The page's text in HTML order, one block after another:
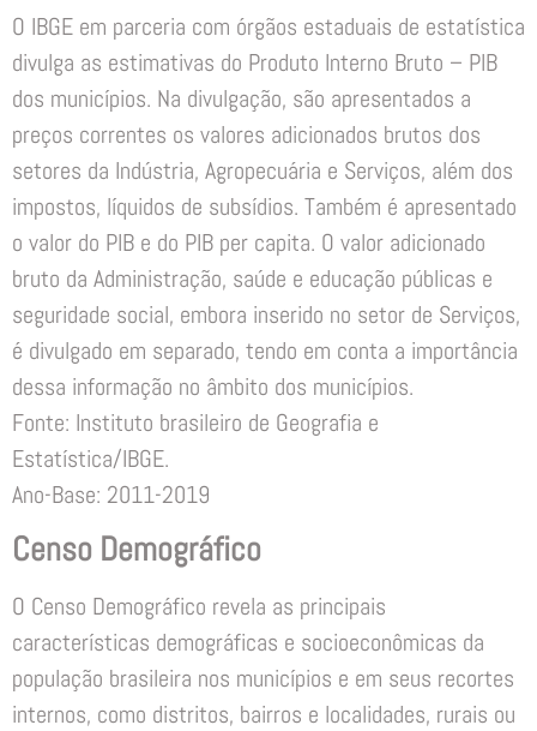
O IBGE em parceria com órgãos estaduais de estatística
divulga as estimativas do Produto Interno Bruto – PIB
dos municípios. Na divulgação, são apresentados a
preços correntes os valores adicionados brutos dos
setores da Indústria, Agropecuária e Serviços, além dos
impostos, líquidos de subsídios. Também é apresentado
o valor do PIB e do PIB per capita. O valor adicionado
bruto da Administração, saúde e educação públicas e
seguridade social, embora inserido no setor de Serviços,
é divulgado em separado, tendo em conta a importância
dessa informação no âmbito dos municípios.
Fonte: Instituto brasileiro de Geografia e
Estatística/IBGE.
Ano-Base: 2011-2019
Censo Demográfico
O Censo Demográfico revela as principais
características demográficas e socioeconômicas da
população brasileira nos municípios e em seus recortes
internos, como distritos, bairros e localidades, rurais ou